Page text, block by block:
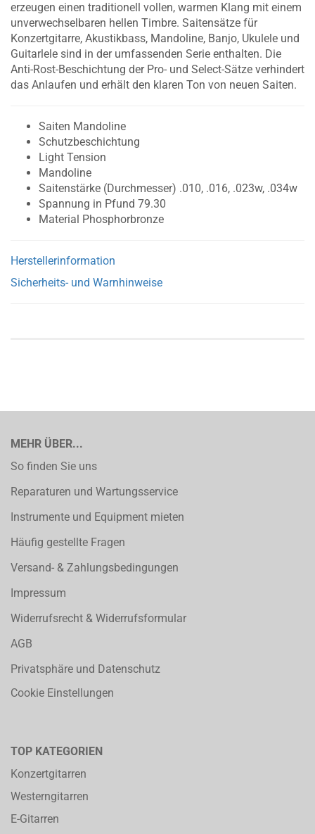
erzeugen einen traditionell vollen, warmen Klang mit einem
unverwechselbaren hellen Timbre. Saitensätze für
Konzertgitarre, Akustikbass, Mandoline, Banjo, Ukulele und
Guitarlele sind in der umfassenden Serie enthalten. Die
Anti-Rost-Beschichtung der Pro- und Select-Sätze verhindert
das Anlaufen und erhält den klaren Ton von neuen Saiten.
Saiten Mandoline
Schutzbeschichtung
Light Tension
Mandoline
Saitenstärke (Durchmesser) .010, .016, .023w, .034w
Spannung in Pfund 79.30
Material Phosphorbronze
Herstellerinformation
Sicherheits- und Warnhinweise
MEHR ÜBER...
So finden Sie uns
Reparaturen und Wartungsservice
Instrumente und Equipment mieten
Häufig gestellte Fragen
Versand- & Zahlungsbedingungen
Impressum
Widerrufsrecht & Widerrufsformular
AGB
Privatsphäre und Datenschutz
Cookie Einstellungen
TOP KATEGORIEN
Konzertgitarren
Westerngitarren
E-Gitarren